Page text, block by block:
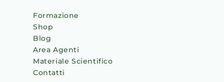
Formazione
Shop
Blog
Area Agenti
Materiale Scientifico
Contatti